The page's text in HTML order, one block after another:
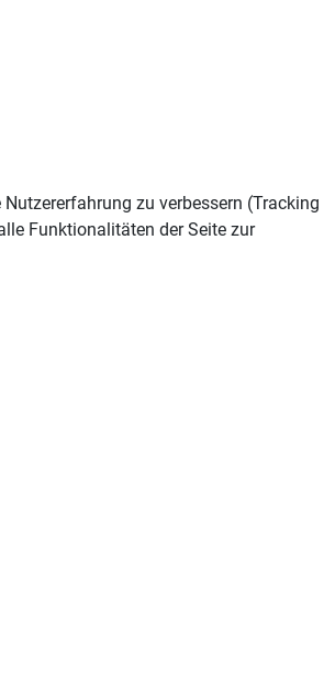
zu verbessern (Tracking
Funktionalitäten der Seite zur